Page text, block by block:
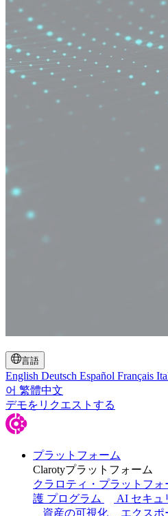
言語
English Deutsch Español Français
어 繁體中文
デモをリクエストする
プラットフォーム
Clarotyプラットフォーム
クラロティ・プラットフォ
護 プログラム
AI セキュ
資産の可視化
エクスポ